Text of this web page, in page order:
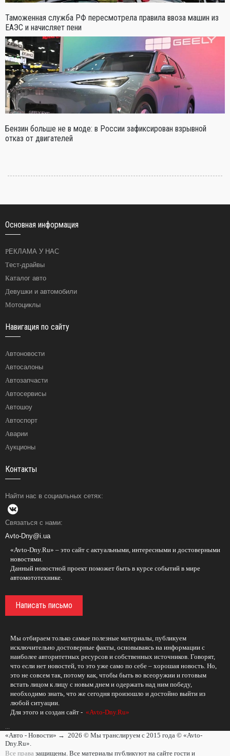
Таможенная служба РФ пересмотрела правила ввоза машин из
ЕАЭС и начисляет пени
Бензин больше не в моде: в России зафиксирован взрывной
отказ от двигателей
Основная информация
РЕКЛАМА У НАС
Тест-драйвы
Каталог авто
Девушки и автомобили
Мотоциклы
Навигация по сайту
Автоновости
Автосалоны
Автозапчасти
Автосервисы
Автошоу
Автоспорт
Аварии
Аукционы
Контакты
Найти нас в социальных сетях:
Связаться с нами:
Avto-Dny@i.ua
«Avto-Dny.Ru» – это сайт с актуальными, интересными и достоверными
новостями.
Данный новостной проект поможет быть в курсе событий в мире
автомототехнике.
Написать письмо
Мы отбираем только самые полезные материалы, публикуем
исключительно достоверные факты, основываясь на информации с
наиболее авторитетных ресурсов и собственных источников. Говорят,
что если нет новостей, то это уже само по себе – хорошая новость. Но,
это не совсем так, потому как, чтобы быть во всеоружии и готовым
встать лицом к лицу с новым днем и одержать над ним победу,
необходимо знать, что же сегодня произошло и достойно выйти из
любой ситуации.
Для этого и создан сайт - «Avto-Dny.Ru»
...
«Авто - Новости» → 2026 © Мы транслируем с 2015 года © «Avto-
Dny.Ru».
Все права защищены. Все материалы публикуют на сайте гости и